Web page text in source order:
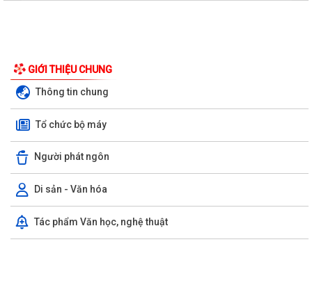
Tổ chức bộ máy
Người phát ngôn
Di sản - Văn hóa
Tác phẩm Văn học, nghệ thuật